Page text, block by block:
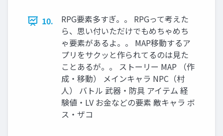
10.
RPG要素多すぎ。。 RPGって考えた
ら、思い付いただけでもめちゃめち
ゃ要素があるよ。。 MAP移動するア
プリをサクッと作られてるのは見た
ことあるが。。 ストーリー MAP （作
成・移動） メインキャラ NPC（村
人） バトル 武器・防具 アイテム 経
験値・LV お金などの要素 敵キャラ ボ
ス・ザコ